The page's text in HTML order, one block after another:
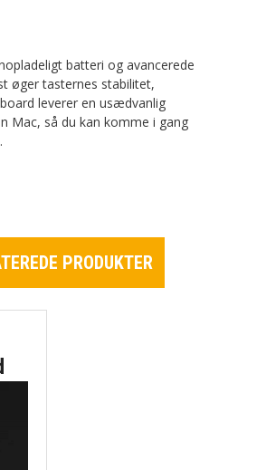
batteri og avancerede
øger tasternes stabilitet,
leverer en usædvanlig
Mac, så du kan komme i gang
PRODUKTER